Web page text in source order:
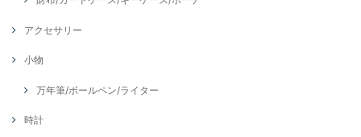
アクセサリー
小物
万年筆/ボールペン/ライター
時計